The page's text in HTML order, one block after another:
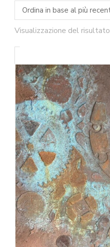
Visualizzazione del risultato